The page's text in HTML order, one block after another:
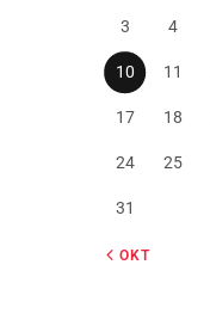
3 4
10 11
17 18
24 25
31
« OKT